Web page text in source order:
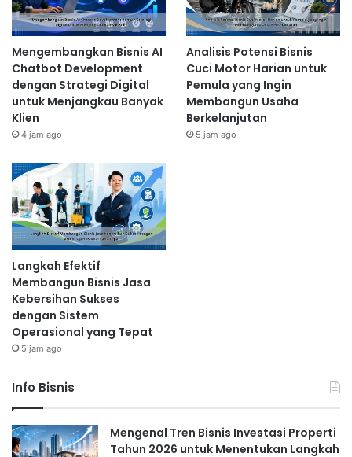
Mengembangkan Bisnis AI
Chatbot Development
dengan Strategi Digital
untuk Menjangkau Banyak
Klien
4 jam ago
Analisis Potensi Bisnis
Cuci Motor Harian untuk
Pemula yang Ingin
Membangun Usaha
Berkelanjutan
5 jam ago
Langkah Efektif
Membangun Bisnis Jasa
Kebersihan Sukses
dengan Sistem
Operasional yang Tepat
5 jam ago
Info Bisnis
Mengenal Tren Bisnis Investasi Properti
Tahun 2026 untuk Menentukan Langkah